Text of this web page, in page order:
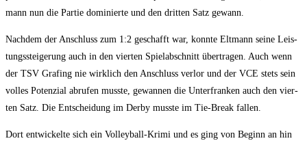
mann nun die Par­tie domi­nier­te und den drit­ten Satz gewann.
Nach­dem der Anschluss zum 1:2 geschafft war, konn­te Elt­mann sei­ne Leis­
tungs­stei­ge­rung auch in den vier­ten Spiel­ab­schnitt über­tra­gen. Auch wenn
der TSV Gra­fing nie wirk­lich den Anschluss ver­lor und der VCE stets sein
vol­les Poten­zi­al abru­fen muss­te, gewan­nen die Unter­fran­ken auch den vier­
ten Satz. Die Ent­schei­dung im Der­by muss­te im Tie-Break fallen.
Dort ent­wi­ckel­te sich ein Vol­ley­ball-Kri­mi und es ging von Beginn an hin